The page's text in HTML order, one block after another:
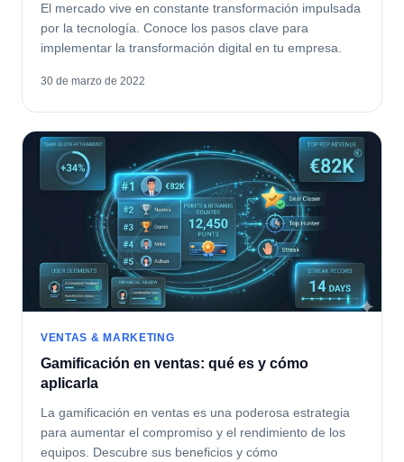
El mercado vive en constante transformación impulsada
por la tecnología. Conoce los pasos clave para
implementar la transformación digital en tu empresa.
30 de marzo de 2022
VENTAS & MARKETING
Gamificación en ventas: qué es y cómo
aplicarla
La gamificación en ventas es una poderosa estrategia
para aumentar el compromiso y el rendimiento de los
equipos. Descubre sus beneficios y cómo